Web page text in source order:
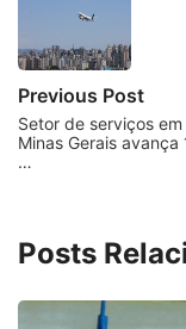
Previous Post
Setor de serviços em
Minas Gerais avança
…
Posts